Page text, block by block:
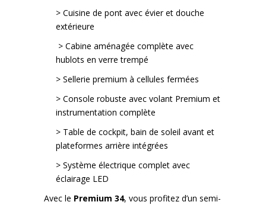
> Cuisine de pont avec évier et douche
extérieure
> Cabine aménagée complète avec
hublots en verre trempé
> Sellerie premium à cellules fermées
> Console robuste avec volant Premium et
instrumentation complète
> Table de cockpit, bain de soleil avant et
plateformes arrière intégrées
> Système électrique complet avec
éclairage LED
Avec le Premium 34, vous profitez d’un semi-